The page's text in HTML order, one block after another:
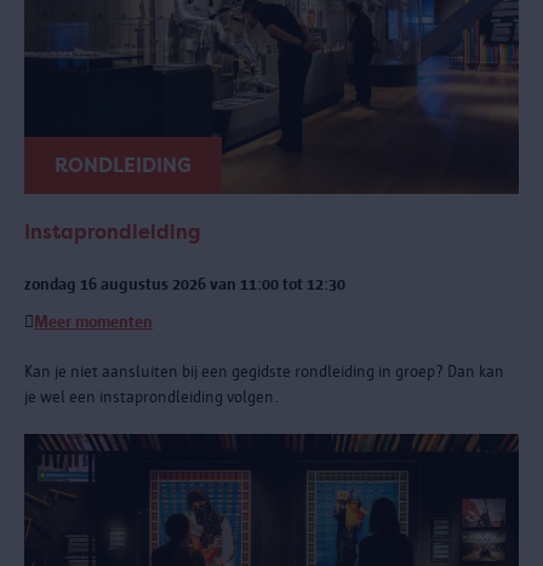
RONDLEIDING
Instaprondleiding
zondag 16 augustus 2026 van 11:00 tot 12:30
Meer momenten
Kan je niet aansluiten bij een gegidste rondleiding in groep? Dan kan
je wel een instaprondleiding volgen.